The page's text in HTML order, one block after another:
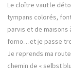
Le cloître vaut le
tympans colorés,
parvis et de maisons
forno…et je passe
Je reprends ma
chemin de « selbst